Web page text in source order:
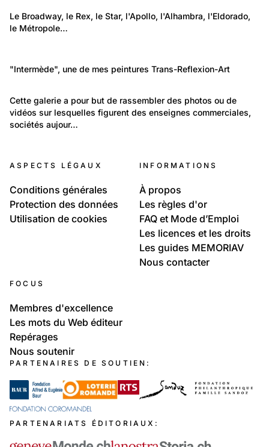
Environnement: Architecture
Les cinémas de Suisse romande aujourd’hui
Le Broadway, le Rex, le Star, l'Apollo, l'Alhambra, l'Eldorado,
le Métropole…
Lausanne et région lausannoise
Temps libre et culture: Arts
"Intermède", une de mes peintures Trans-Reflexion-Art
Travail et Economie: Commerce et artisanat
Les enseignes commerciales
Cette galerie a pour but de rassembler des photos ou de
vidéos sur lesquelles figurent des enseignes commerciales,
sociétés aujour…
Photos
ASPECTS LÉGAUX
Conditions générales
Protection des données
Utilisation de cookies
INFORMATIONS
À propos
Les règles d'or
FAQ et Mode d’Emploi
Les licences et les droits
Les guides MEMORIAV
Nous contacter
FOCUS
Membres d'excellence
Les mots du Web éditeur
Repérages
Nous soutenir
PARTENAIRES DE SOUTIEN:
PARTENARIATS ÉDITORIAUX: